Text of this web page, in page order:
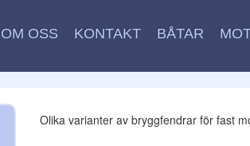
OM OSS KONTAKT BÅTAR
Olika varianter av bryggfendrar för fast